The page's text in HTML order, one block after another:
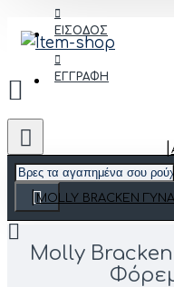
ΕΙΣΟΔΟΣ
ΕΓΓΡΑΦΗ
MOLLY BRACKEN
Molly